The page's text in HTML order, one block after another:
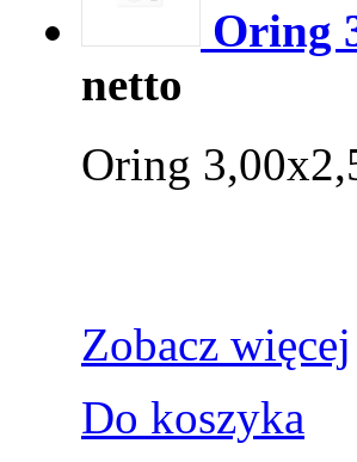
Oring
netto
Oring
Zobacz więcej
Do koszyka